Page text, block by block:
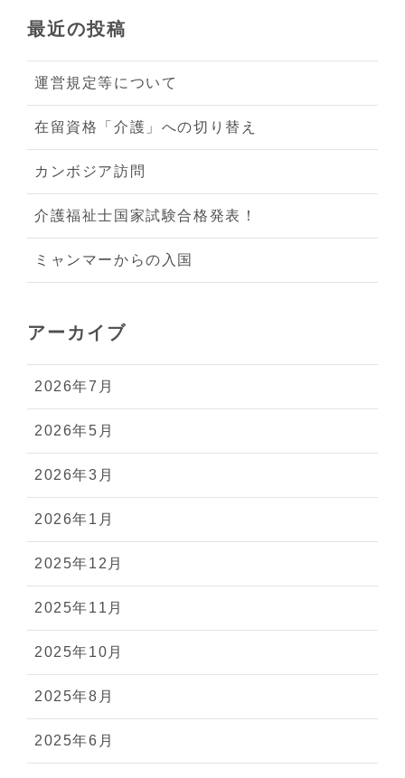
最近の投稿
運営規定等について
在留資格「介護」への切り替え
カンボジア訪問
介護福祉士国家試験合格発表！
ミャンマーからの入国
アーカイブ
2026年7月
2026年5月
2026年3月
2026年1月
2025年12月
2025年11月
2025年10月
2025年8月
2025年6月